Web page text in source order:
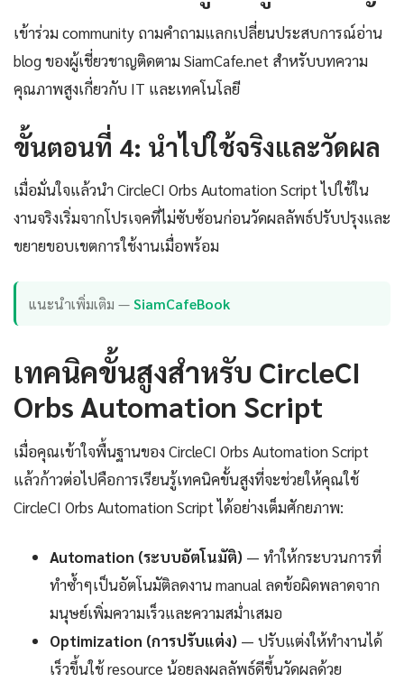
เข้าร่วม community ถามคำถามแลกเปลี่ยนประสบการณ์อ่าน
blog ของผู้เชี่ยวชาญติดตาม SiamCafe.net สำหรับบทความ
คุณภาพสูงเกี่ยวกับ IT และเทคโนโลยี
ขั้นตอนที่ 4: นำไปใช้จริงและวัดผล
เมื่อมั่นใจแล้วนำ CircleCI Orbs Automation Script ไปใช้ใน
งานจริงเริ่มจากโปรเจคที่ไม่ซับซ้อนก่อนวัดผลลัพธ์ปรับปรุงและ
ขยายขอบเขตการใช้งานเมื่อพร้อม
แนะนำเพิ่มเติม —SiamCafeBook
เทคนิคขั้นสูงสำหรับ CircleCI
Orbs Automation Script
เมื่อคุณเข้าใจพื้นฐานของ CircleCI Orbs Automation Script
แล้วก้าวต่อไปคือการเรียนรู้เทคนิคขั้นสูงที่จะช่วยให้คุณใช้
CircleCI Orbs Automation Script ได้อย่างเต็มศักยภาพ:
Automation (ระบบอัตโนมัติ) — ทำให้กระบวนการที่
ทำซ้ำๆเป็นอัตโนมัติลดงาน manual ลดข้อผิดพลาดจาก
มนุษย์เพิ่มความเร็วและความสม่ำเสมอ
Optimization (การปรับแต่ง) — ปรับแต่งให้ทำงานได้
เร็วขึ้นใช้ resource น้อยลงผลลัพธ์ดีขึ้นวัดผลด้วย